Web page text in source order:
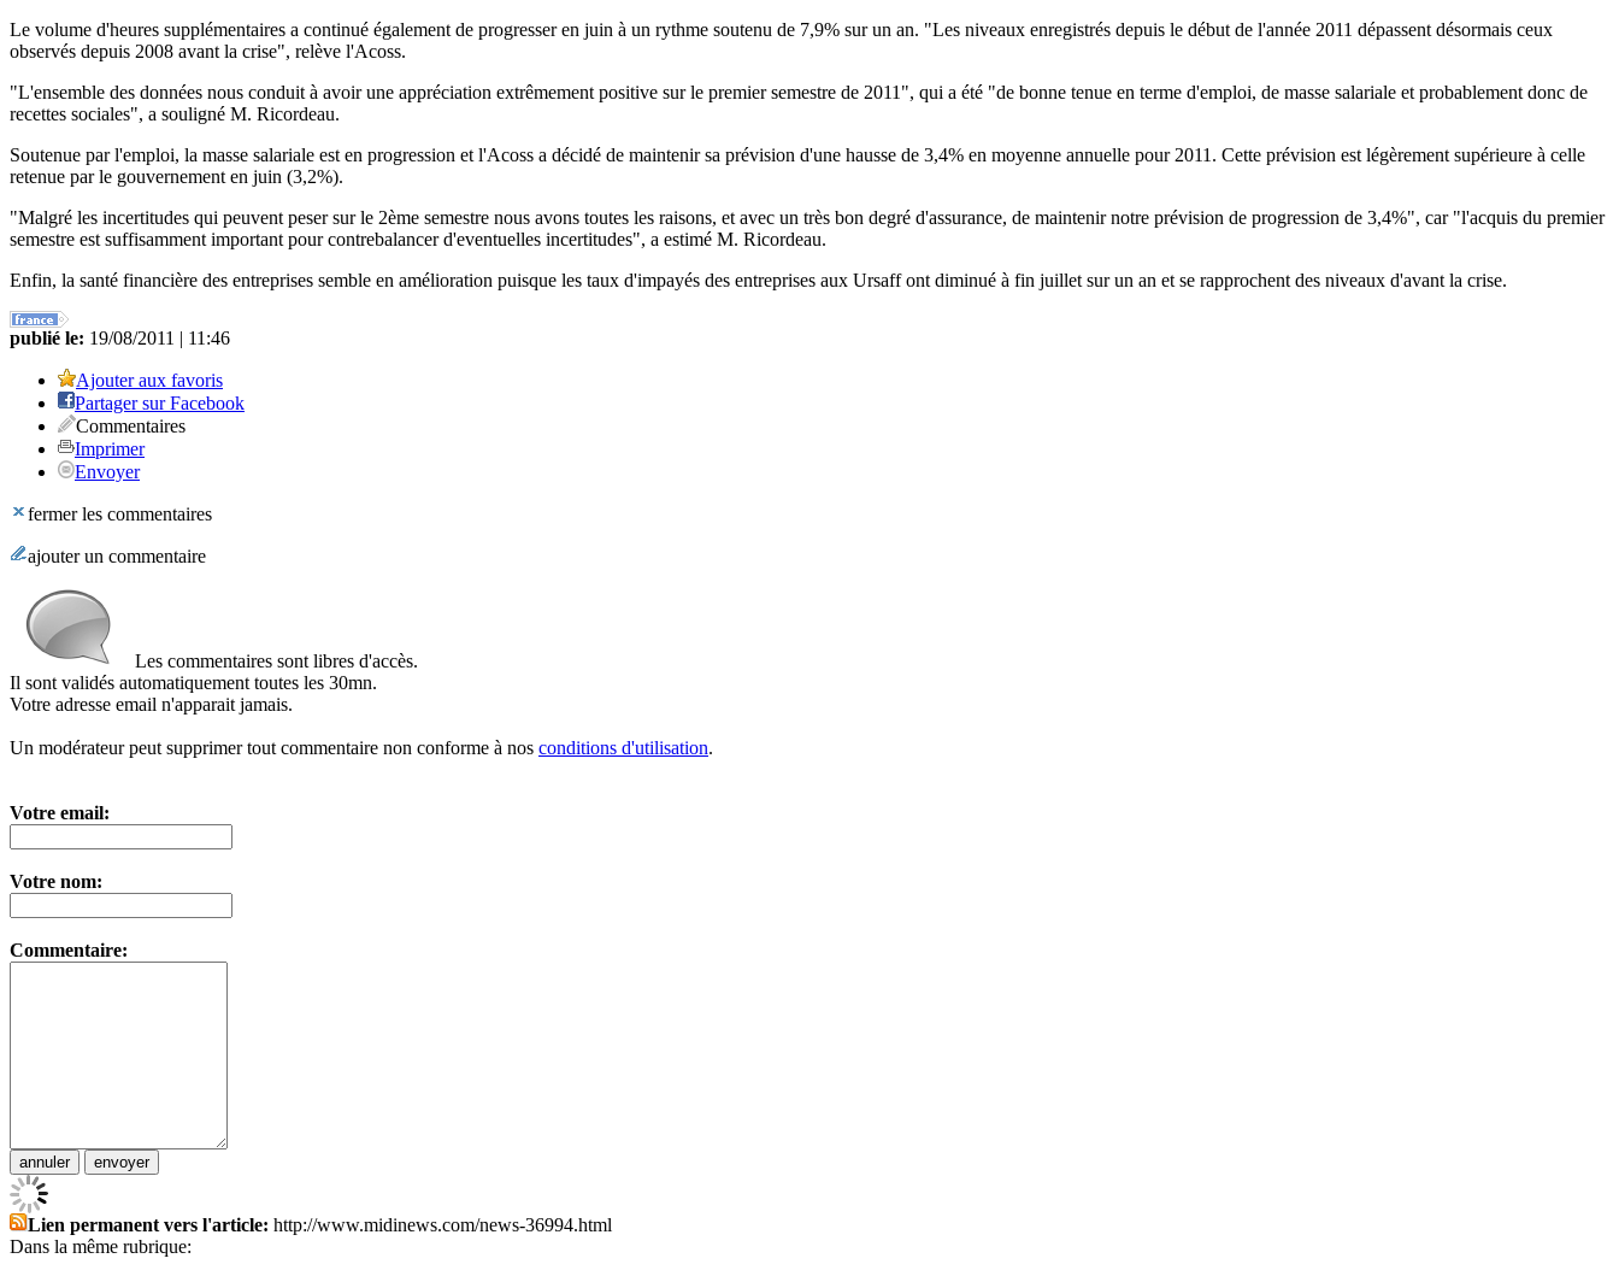
Le volume d'heures supplémentaires a continué également de progresser en juin à un rythme soutenu de 7,9% sur un an. "Les niveaux enregistrés depuis le début de l'année 2011 dépassent désormais ceux
observés depuis 2008 avant la crise", relève l'Acoss.
"L'ensemble des données nous conduit à avoir une appréciation extrêmement positive sur le premier semestre de 2011", qui a été "de bonne tenue en terme d'emploi, de masse salariale et probablement donc de
recettes sociales", a souligné M. Ricordeau.
Soutenue par l'emploi, la masse salariale est en progression et l'Acoss a décidé de maintenir sa prévision d'une hausse de 3,4% en moyenne annuelle pour 2011. Cette prévision est légèrement supérieure à celle
retenue par le gouvernement en juin (3,2%).
"Malgré les incertitudes qui peuvent peser sur le 2ème semestre nous avons toutes les raisons, et avec un très bon degré d'assurance, de maintenir notre prévision de progression de 3,4%", car "l'acquis du premier
semestre est suffisamment important pour contrebalancer d'eventuelles incertitudes", a estimé M. Ricordeau.
Enfin, la santé financière des entreprises semble en amélioration puisque les taux d'impayés des entreprises aux Ursaff ont diminué à fin juillet sur un an et se rapprochent des niveaux d'avant la crise.
publié le: 19/08/2011 | 11:46
Ajouter aux favoris
Partager sur Facebook
Commentaires
Imprimer
Envoyer
fermer les commentaires
ajouter un commentaire
Les commentaires sont libres d'accès.
Il sont validés automatiquement toutes les 30mn.
Votre adresse email n'apparait jamais.
Un modérateur peut supprimer tout commentaire non conforme à nos conditions d'utilisation.
Votre email:
Votre nom:
Commentaire:
Lien permanent vers l'article: http://www.midinews.com/news-36994.html
Dans la même rubrique: